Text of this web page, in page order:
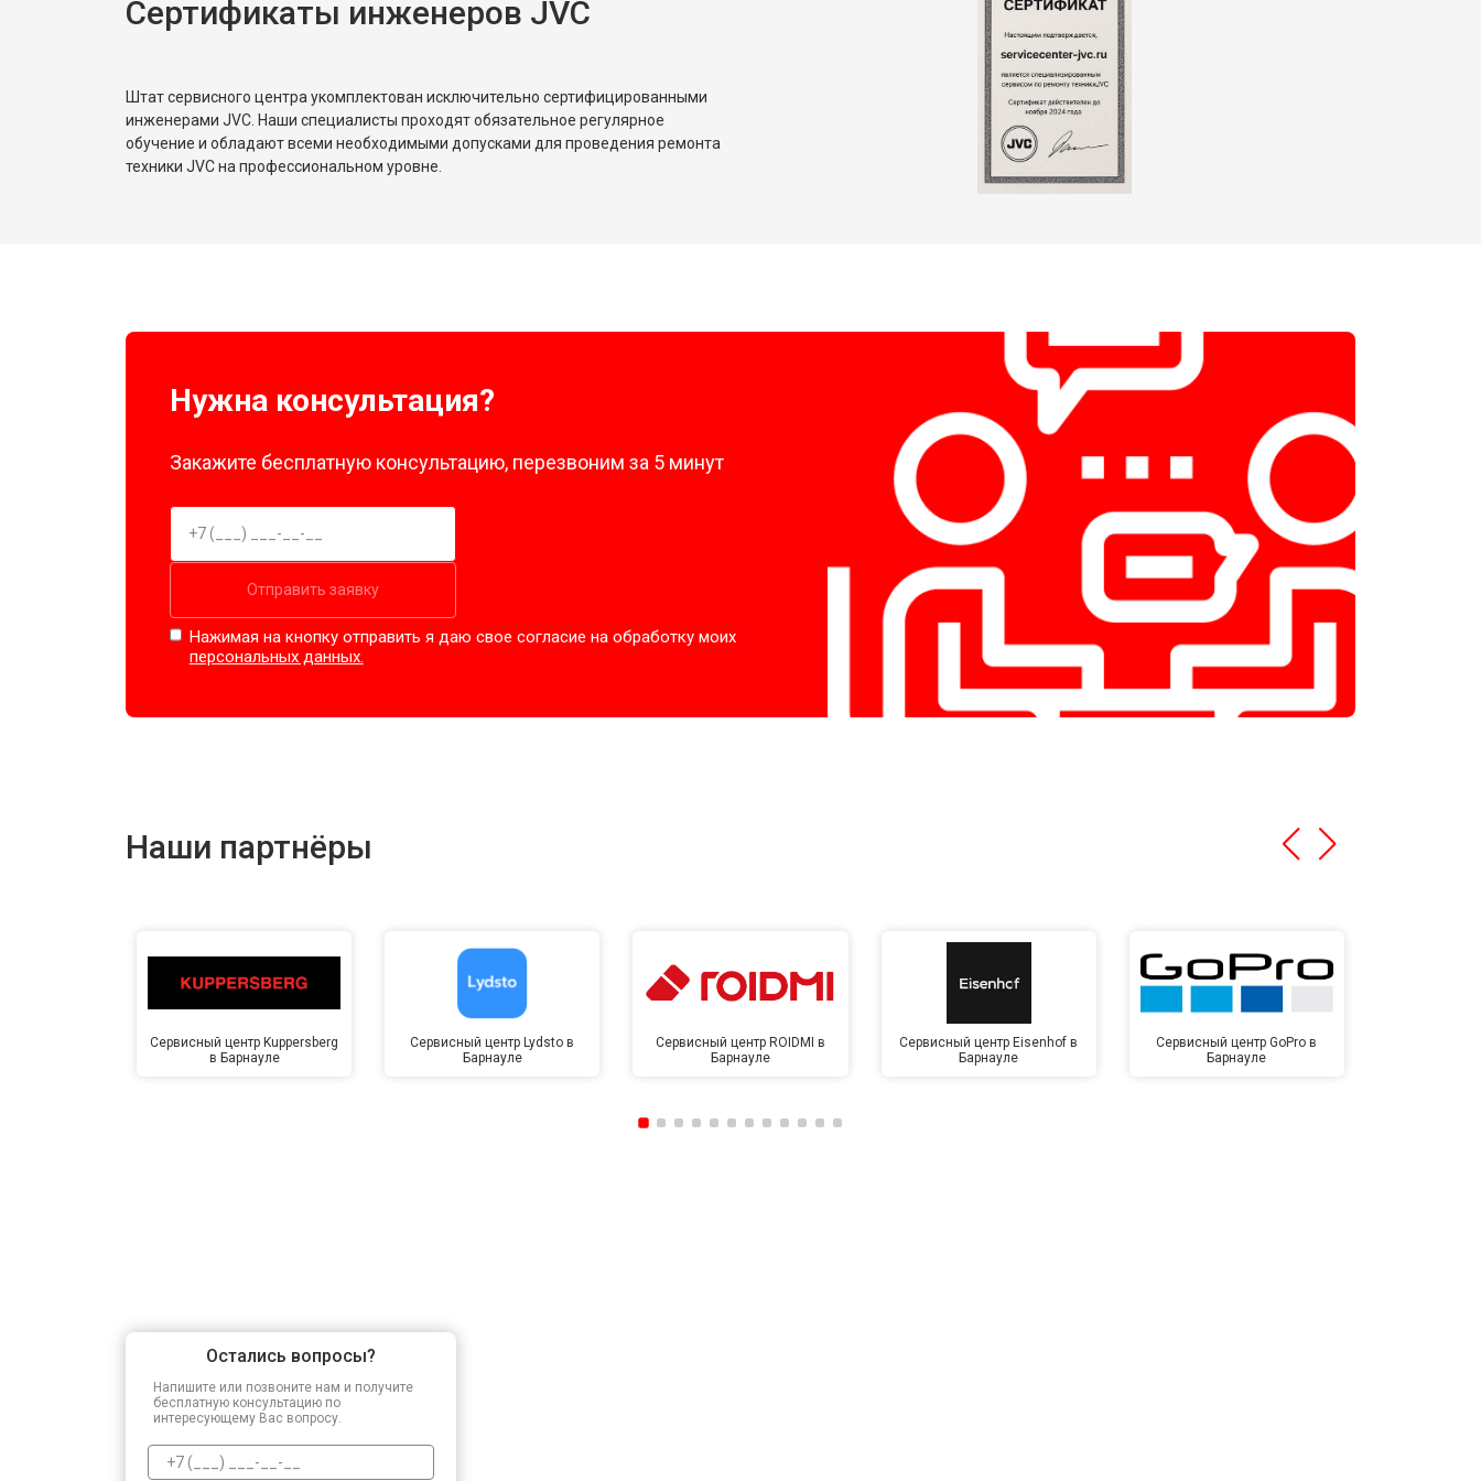
Сертификаты инженеров JVC
Штат сервисного центра укомплектован исключительно сертифицированными
инженерами JVC. Наши специалисты проходят обязательное регулярное
обучение и обладают всеми необходимыми допусками для проведения ремонта
техники JVC на профессиональном уровне.
Нужна консультация?
Закажите бесплатную консультацию, перезвоним за 5 минут
Отправить заявку
Нажимая на кнопку отправить я даю свое согласие на обработку моих
персональных данных.
Наши партнёры
Сервисный центр Kuppersberg
в Барнауле
Сервисный центр Lydsto в
Барнауле
Сервисный центр ROIDMI в
Барнауле
Сервисный центр Eisenhof в
Барнауле
Сервисный центр GoPro в
Барнауле
Остались вопросы?
Напишите или позвоните нам и получите
бесплатную консультацию по
интересующему Вас вопросу.